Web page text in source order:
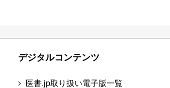
デジタルコンテンツ
医書.jp取り扱い電子版一覧